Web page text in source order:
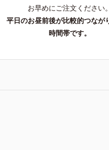
お早めにご注文ください。
平日のお昼前後が比較的つなが
時間帯です。